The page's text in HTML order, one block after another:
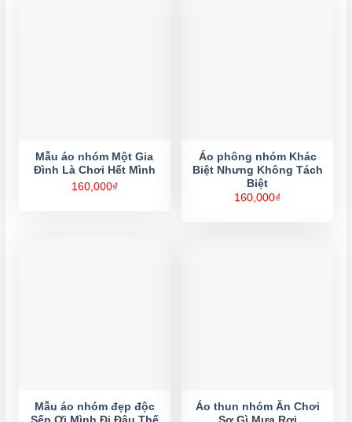
Mẫu áo nhóm Một Gia
Đình Là Chơi Hết Mình
160,000₫
Áo phông nhóm Khác
Biệt Nhưng Không Tách
Biệt
160,000₫
Mẫu áo nhóm đẹp độc
Áo thun nhóm Ăn Chơi